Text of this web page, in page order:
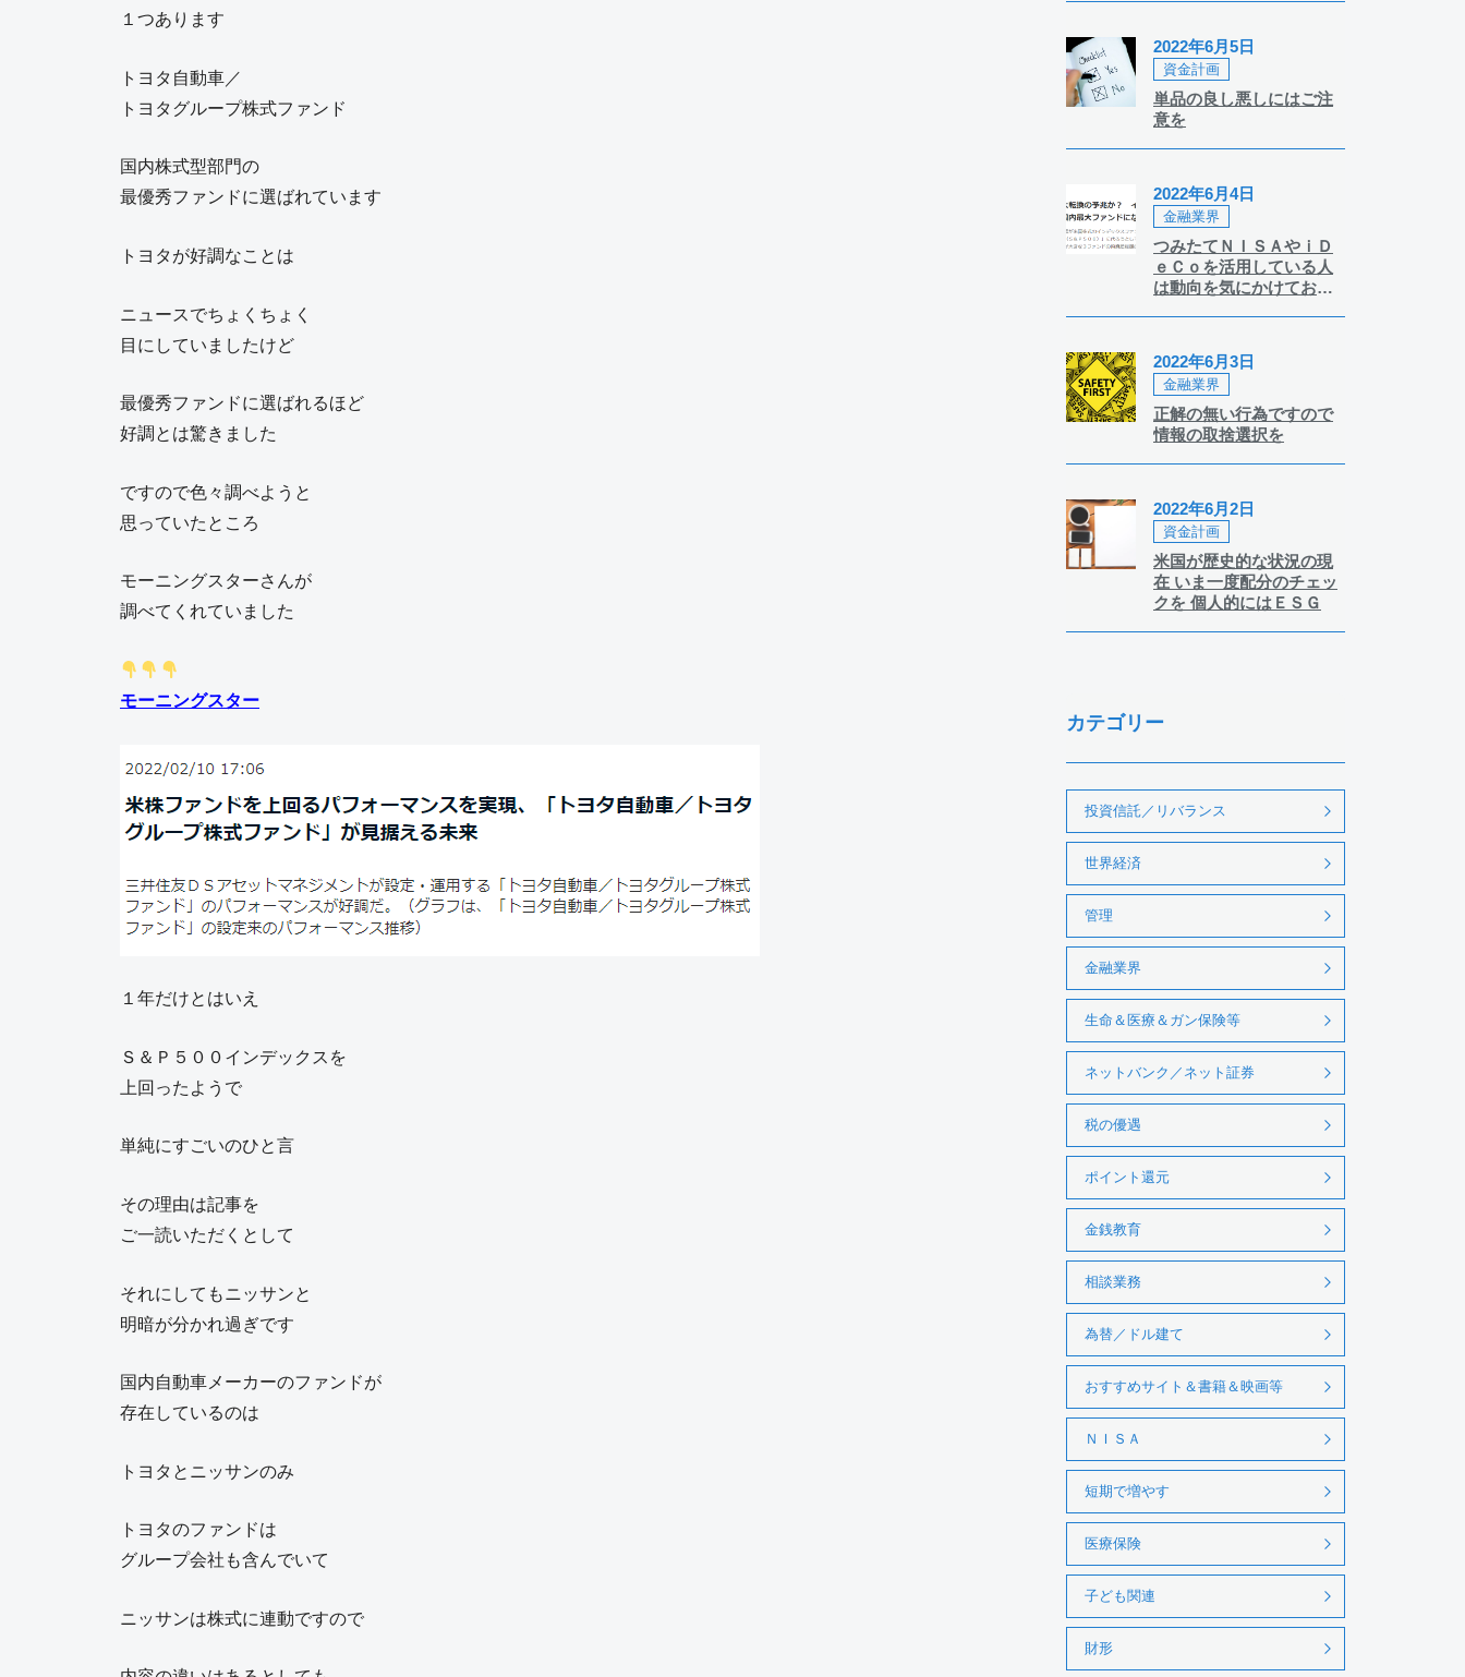
１つあります
トヨタ自動車／
トヨタグループ株式ファンド
国内株式型部門の
最優秀ファンドに選ばれています
トヨタが好調なことは
ニュースでちょくちょく
目にしていましたけど
最優秀ファンドに選ばれるほど
好調とは驚きました
ですので色々調べようと
思っていたところ
モーニングスターさんが
調べてくれていました
モーニングスター
１年だけとはいえ
Ｓ＆Ｐ５００インデックスを
上回ったようで
単純にすごいのひと言
その理由は記事を
ご一読いただくとして
それにしてもニッサンと
明暗が分かれ過ぎです
国内自動車メーカーのファンドが
存在しているのは
トヨタとニッサンのみ
トヨタのファンドは
グループ会社も含んでいて
ニッサンは株式に連動ですので
単品の良し悪しにはご注
意を
資金計画
2022年6月5日
つみたてＮＩＳＡやｉＤ
ｅＣｏを活用している人
は動向を気にかけておき
金融業界
2022年6月4日
正解の無い行為ですので
情報の取捨選択を
金融業界
2022年6月3日
米国が歴史的な状況の現
在 いま一度配分のチェッ
クを 個人的にはＥＳＧ
資金計画
2022年6月2日
カテゴリー
投資信託／リバランス
世界経済
管理
金融業界
生命＆医療＆ガン保険等
ネットバンク／ネット証券
税の優遇
ポイント還元
金銭教育
相談業務
為替／ドル建て
おすすめサイト＆書籍＆映画等
ＮＩＳＡ
短期で増やす
医療保険
子ども関連
財形